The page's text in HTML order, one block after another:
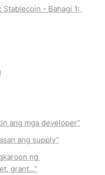
Stablecoin - Bahagi 1:
ang mga developer”
ang supply”
ng
grant…”